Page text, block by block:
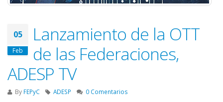
05
Feb
Lanzamiento de la OTT
de las Federaciones,
ADESP TV
By FEPyC ADESP 0 Comentarios